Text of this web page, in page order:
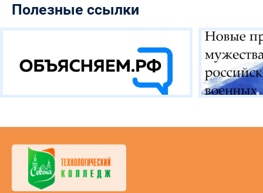
Полезные ссылки